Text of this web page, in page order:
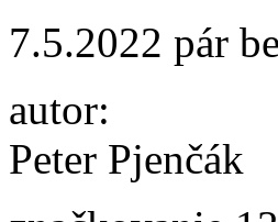
7.5.2022 pár
autor:
Peter Pjenčák